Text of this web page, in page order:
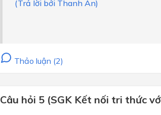
(Trả lời bởi Thanh An)
Thảo luận (2)
Câu hỏi 5 (SGK Kết nối tri thức